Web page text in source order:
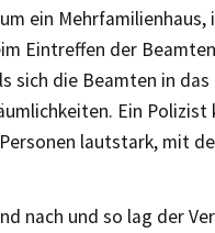
ein
Eintreffen der
sich die Beamten in das
Ein
lautstark, mit
nach und so lag der